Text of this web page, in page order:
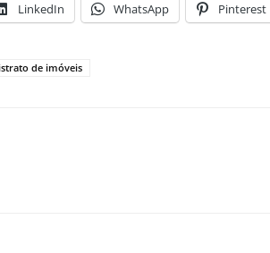
LinkedIn WhatsApp Pinterest
de imóveis